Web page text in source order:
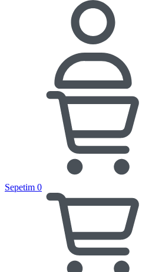
Sepetim 0